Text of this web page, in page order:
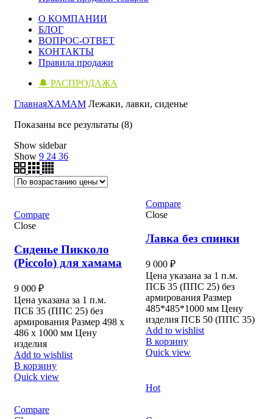
О КОМПАНИИ
БЛОГ
ВОПРОС-ОТВЕТ
КОНТАКТЫ
Правила продажи
🔔 РАСПРОДАЖА
ГлавнаяХАМАМ Лежаки, лавки, сиденье
Показаны все результаты (8)Цены:
Show sidebar
Show 9 24 36
Compare
Close
Сиденье Пикколо
(Piccolo) для хамама
9 000 ₽
Цена указана за 1 п.м.
ПСБ 35 (ППС 25) без
армирования Размер 498 х
486 х 1000 мм Цену
изделия
Add to wishlist
В корзину
Quick view
Compare
Close
Лавка без спинки
9 000 ₽
Цена указана за 1 п.м.
ПСБ 35 (ППС 25) без
армирования Размер
485*485*1000 мм Цену
изделия ПСБ 50 (ППС 35)
Add to wishlist
В корзину
Quick view
Compare
Hot